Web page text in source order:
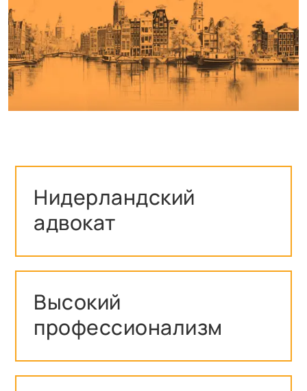
Нидерландский
адвокат
Высокий
профессионализм